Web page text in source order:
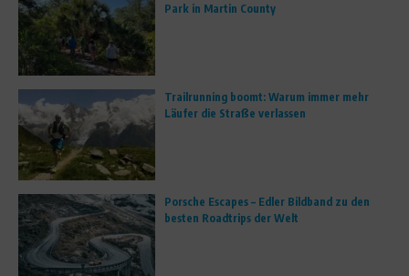
Park in Martin County
Trailrunning boomt: Warum immer mehr
Läufer die Straße verlassen
Porsche Escapes – Edler Bildband zu den
besten Roadtrips der Welt